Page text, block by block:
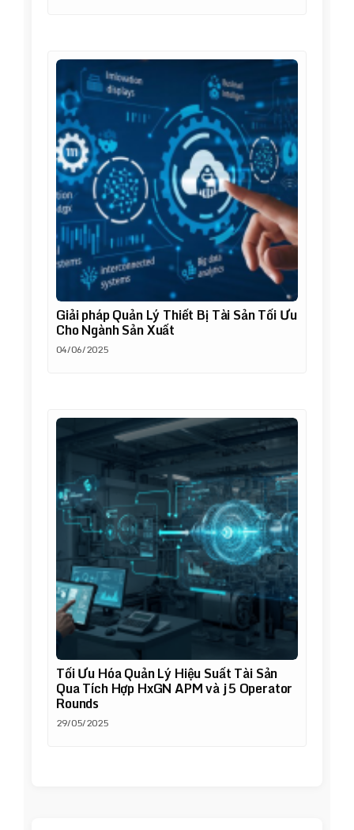
Giải pháp Quản Lý Thiết Bị Tài Sản Tối Ưu
Cho Ngành Sản Xuất
04/06/2025
Tối Ưu Hóa Quản Lý Hiệu Suất Tài Sản
Qua Tích Hợp HxGN APM và j5 Operator
Rounds
29/05/2025